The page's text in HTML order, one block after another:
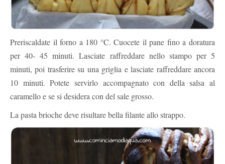
Preriscaldate il forno a 180 °C. Cuocete il pane fino a doratura
per 40- 45 minuti. Lasciate raffreddare nello stampo per 5
minuti, poi trasferire su una griglia e lasciate raffreddare ancora
10 minuti. Potete servirlo accompagnato con della salsa al
caramello e se si desidera con del sale grosso.
La pasta brioche deve risultare bella filante allo strappo.